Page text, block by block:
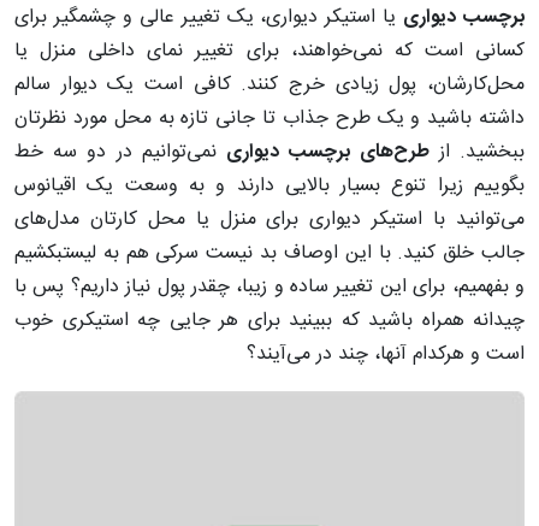
برچسب دیواری یا استیکر دیواری، یک تغییر عالی و چشمگیر برای
کسانی است که نمی‌خواهند، برای تغییر نمای داخلی منزل یا
محل‌کارشان، پول زیادی خرج کنند. کافی است یک دیوار سالم
داشته باشید و یک طرح جذاب تا جانی تازه به محل مورد نظرتان
ببخشید. ازطرح‌های برچسب دیواری نمی‌توانیم در دو سه خط
بگوییم زیرا تنوع بسیار بالایی دارند و به وسعت یک اقیانوس
می‌توانید با استیکر دیواری برای منزل یا محل کارتان مدل‌های
جالب خلق کنید. با این اوصاف بد نیست سرکی هم به لیستبکشیم
و بفهمیم، برای این تغییر ساده و زیبا، چقدر پول نیاز داریم؟ پس با
چیدانه همراه باشید که ببینید برای هر جایی چه استیکری خوب
است و هرکدام‌ آنها، چند در می‌آیند؟